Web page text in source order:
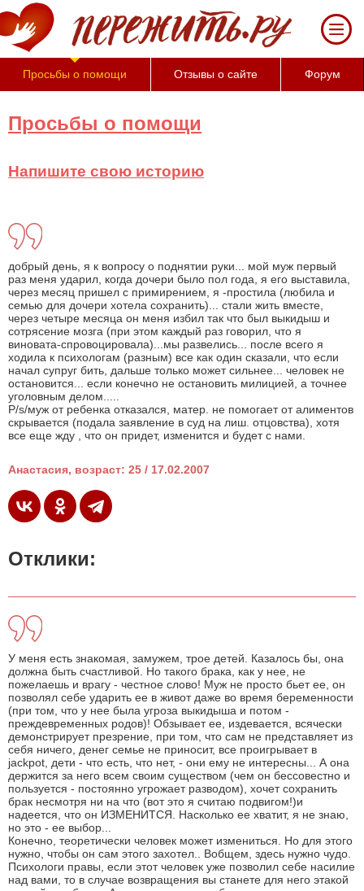
За 50 минут Вы
можете оценить
тяжесть своего
состояния и его
психологические
(бесплатно)
Просьбы о помощи Отзывы о сайте Форум
Просьбы о помощи
Напишите свою историю
добрый день, я к вопросу о поднятии руки... мой муж первый
раз меня ударил, когда дочери было пол года, я его выставила,
через месяц пришел с примирением, я -простила (любила и
семью для дочери хотела сохранить)... стали жить вместе,
через четыре месяца он меня избил так что был выкидыш и
сотрясение мозга (при этом каждый раз говорил, что я
виновата-спровоцировала)...мы развелись... после всего я
ходила к психологам (разным) все как один сказали, что если
начал супруг бить, дальше только может сильнее... человек не
остановится... если конечно не остановить милицией, а точнее
уголовным делом.....
P/s/муж от ребенка отказался, матер. не помогает от алиментов
скрывается (подала заявление в суд на лиш. отцовства), хотя
все еще жду , что он придет, изменится и будет с нами.
Анастасия, возраст: 25 / 17.02.2007
Отклики:
У меня есть знакомая, замужем, трое детей. Казалось бы, она
должна быть счастливой. Но такого брака, как у нее, не
пожелаешь и врагу - честное слово! Муж не просто бьет ее, он
позволял себе ударить ее в живот даже во время беременности
(при том, что у нее была угроза выкидыша и потом -
преждевременных родов)! Обзывает ее, издевается, всячески
демонстрирует презрение, при том, что сам не представляет из
себя ничего, денег семье не приносит, все проигрывает в
jackpot, дети - что есть, что нет, - они ему не интересны... А она
держится за него всем своим существом (чем он бессовестно и
пользуется - постоянно угрожает разводом), хочет сохранить
брак несмотря ни на что (вот это я считаю подвигом!)и
надеется, что он ИЗМЕНИТСЯ. Насколько ее хватит, я не знаю,
но это - ее выбор...
Конечно, теоретически человек может измениться. Но для этого
нужно, чтобы он сам этого захотел.. Вобщем, здесь нужно чудо.
Психологи правы, если этот человек уже позволил себе насилие
над вами, то в случае возвращения вы станете для него этакой